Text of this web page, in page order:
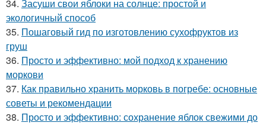
34. Засуши свои яблоки на солнце: простой и
экологичный способ
35. Пошаговый гид по изготовлению сухофруктов из
груш
36. Просто и эффективно: мой подход к хранению
моркови
37. Как правильно хранить морковь в погребе: основные
советы и рекомендации
38. Просто и эффективно: сохранение яблок свежими до